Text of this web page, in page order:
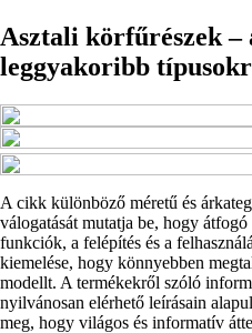
Asztali körfűrészek –
leggyakoribb
A cikk különböző méretű és
válogatását mutatja be, hogy
funkciók, a felépítés és a
kiemelése, hogy könnyebben
modellt. A termékekről szóló
nyilvánosan elérhető leírásain
meg, hogy világos és informatív